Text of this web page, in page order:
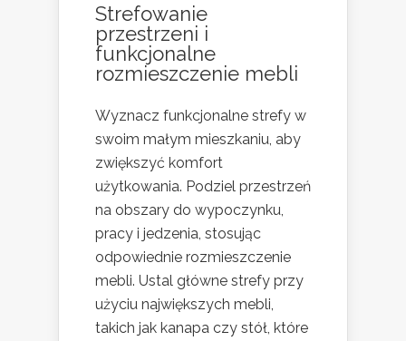
Strefowanie
przestrzeni i
funkcjonalne
rozmieszczenie mebli
Wyznacz funkcjonalne strefy w
swoim małym mieszkaniu, aby
zwiększyć komfort
użytkowania. Podziel przestrzeń
na obszary do wypoczynku,
pracy i jedzenia, stosując
odpowiednie rozmieszczenie
mebli. Ustal główne strefy przy
użyciu największych mebli,
takich jak kanapa czy stół, które